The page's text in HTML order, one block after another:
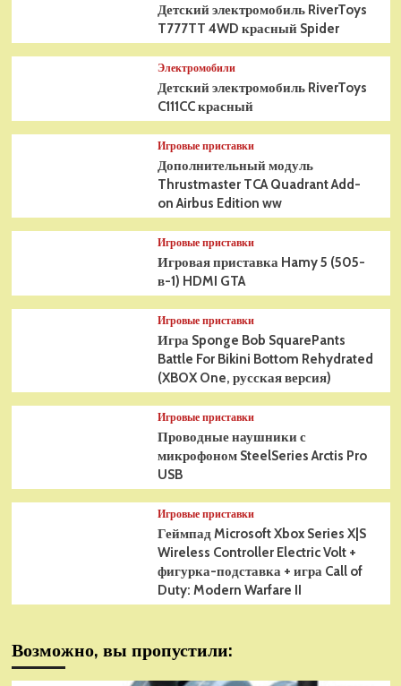
Детский электромобиль RiverToys
T777TT 4WD красный Spider
Электромобили
Детский электромобиль RiverToys
C111CC красный
Игровые приставки
Дополнительный модуль
Thrustmaster TCA Quadrant Add-
on Airbus Edition ww
Игровые приставки
Игровая приставка Hamy 5 (505-
в-1) HDMI GTA
Игровые приставки
Игра Sponge Bob SquarePants
Battle For Bikini Bottom Rehydrated
(XBOX One, русская версия)
Игровые приставки
Проводные наушники с
микрофоном SteelSeries Arctis Pro
USB
Игровые приставки
Геймпад Microsoft Xbox Series X|S
Wireless Controller Electric Volt +
фигурка-подставка + игра Call of
Duty: Modern Warfare II
Возможно, вы пропустили: